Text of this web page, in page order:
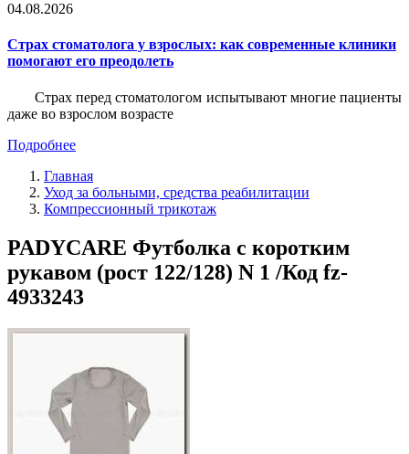
04.08.2026
Страх стоматолога у взрослых: как современные клиники
помогают его преодолеть
Страх перед стоматологом испытывают многие пациенты
даже во взрослом возрасте
Подробнее
Главная
Уход за больными, средства реабилитации
Компрессионный трикотаж
PADYCARE Футболка с коротким
рукавом (рост 122/128) N 1 /Код fz-
4933243